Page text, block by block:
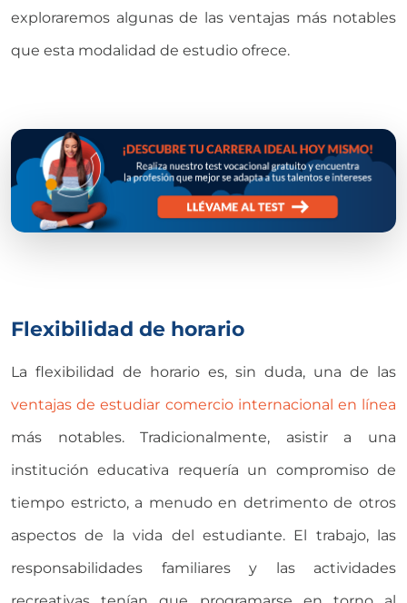
exploraremos algunas de las ventajas más notables
que esta modalidad de estudio ofrece.
Flexibilidad de horario
La flexibilidad de horario es, sin duda, una de las
ventajas de estudiar comercio internacional en línea
más notables. Tradicionalmente, asistir a una
institución educativa requería un compromiso de
tiempo estricto, a menudo en detrimento de otros
aspectos de la vida del estudiante. El trabajo, las
responsabilidades familiares y las actividades